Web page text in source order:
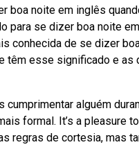
boa noite em inglês
para se dizer boa noite
conhecida de se dizer
têm esse significado e
alguém
formal. It’s a pleasure
regras de cortesia, mas